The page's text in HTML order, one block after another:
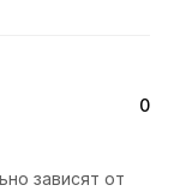
0
зависят от